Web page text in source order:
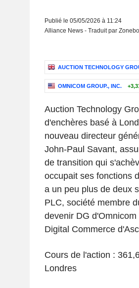
Publié le 05/05/2026 à 11:24
Alliance News - Traduit par
AUCTION TECHNOLOGY
OMNICOM GROUP., INC.
Auction Technology
d'enchères basé à
nouveau directeur
John-Paul Savant,
de transition qui
occupait ses fonctions
a un peu plus de deux
PLC, société membre
devenir DG
Digital Commerce
Cours de l'action :
Londres